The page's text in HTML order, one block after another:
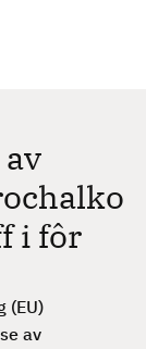
i fôr
(EU)
av